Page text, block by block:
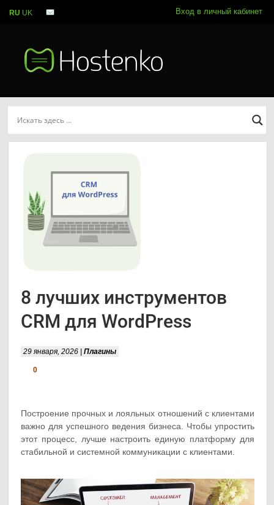
Вход в личный кабинет
8 лучших инструментов
CRM для WordPress
29 января, 2026 |Плагины
0
Построение прочных и лояльных отношений с клиентами
важно для успешного ведения бизнеса. Чтобы упростить
этот процесс, лучше настроить единую платформу для
стабильной и системной коммуникации с клиентами.
RU UK